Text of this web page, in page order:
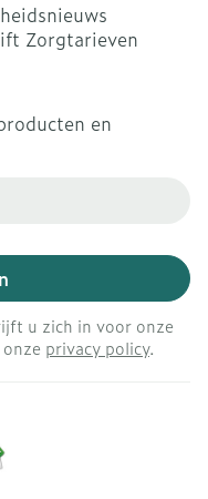
Zorgtarieven
en
u zich in voor onze
privacy policy.